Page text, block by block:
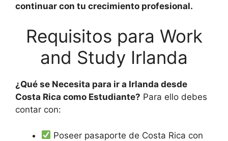
continuar con tu crecimiento profesional.
Requisitos para Work
and Study Irlanda
¿Qué se Necesita para ir a Irlanda desde
Costa Rica como Estudiante? Para ello debes
contar con:
Poseer pasaporte de Costa Rica con